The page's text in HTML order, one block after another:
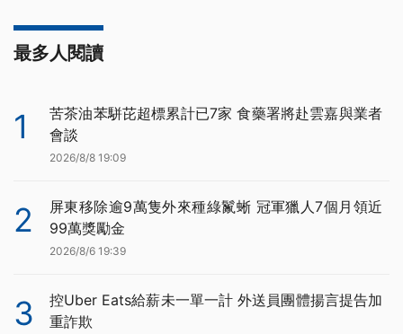
最多人閱讀
1
苦茶油苯駢芘超標累計已7家 食藥署將赴雲嘉與業者
會談
2026/8/8 19:09
2
屏東移除逾9萬隻外來種綠鬣蜥 冠軍獵人7個月領近
99萬獎勵金
2026/8/6 19:39
3
控Uber Eats給薪未一單一計 外送員團體揚言提告加
重詐欺